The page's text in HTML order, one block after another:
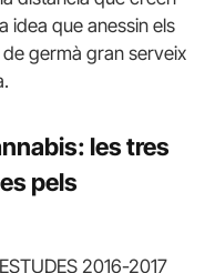
idea que anessin els
germà gran serveix
les tres
pels
2016-2017